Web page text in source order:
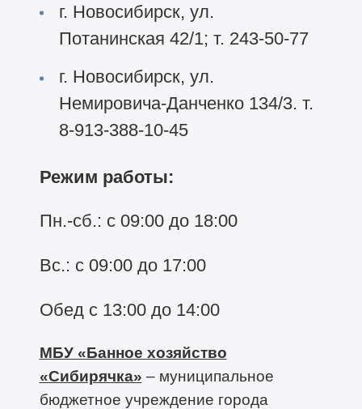
г. Новосибирск, ул.
Потанинская 42/1; т. 243-50-77
г. Новосибирск, ул.
Немировича-Данченко 134/3. т.
8-913-388-10-45
Режим работы:
Пн.-сб.: с 09:00 до 18:00
Вс.: с 09:00 до 17:00
Обед с 13:00 до 14:00
МБУ «Банное хозяйство
«Сибирячка» – муниципальное
бюджетное учреждение города